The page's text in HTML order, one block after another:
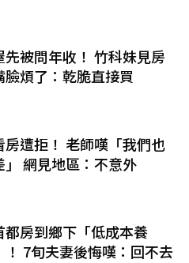
先被問年收！ 竹科妹見房
臉煩了：乾脆直接買
房遭拒！ 老師嘆「我們也
」 網見地區：不意外
都房到鄉下「低成本養
！ 7旬夫妻後悔嘆：回不去